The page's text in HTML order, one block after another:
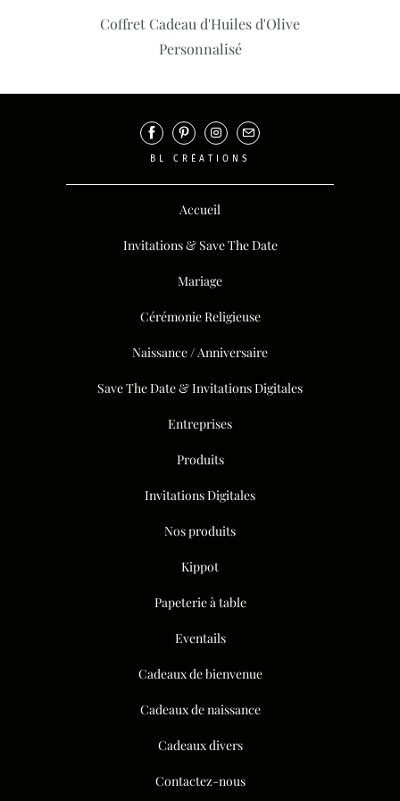
Coffret Cadeau d'Huiles d'Olive
Personnalisé
BL CRÉATIONS
Accueil
Invitations & Save The Date
Mariage
Cérémonie Religieuse
Naissance / Anniversaire
Save The Date & Invitations Digitales
Entreprises
Produits
Invitations Digitales
Nos produits
Kippot
Papeterie à table
Eventails
Cadeaux de bienvenue
Cadeaux de naissance
Cadeaux divers
Contactez-nous